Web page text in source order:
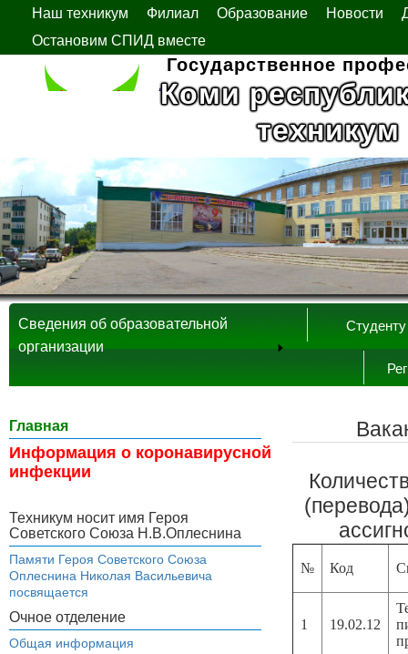
Наш техникум Филиал Образование Новости
Остановим СПИД вместе
Государственное
Коми
Студенту
Сведения об образовательной
организации
Главная
Информация о коронавирусной
инфекции
Техникум носит имя Героя
Советского Союза Н.В.Оплеснина
Памяти Героя Советского Союза
Оплеснина Николая Васильевича
посвящается
Очное отделение
Общая информация
№ Код
1 19.02.12